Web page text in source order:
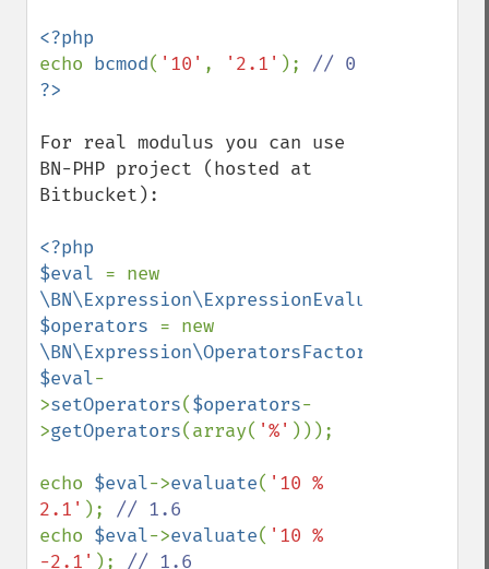
echo bcmod( '10' , '2.1' );
For real modulus you can use
BN-PHP project (hosted at
Bitbucket):
<?php
$eval
\BN\Expression\ExpressionEvaluator
$operators
\BN\Expression\OperatorsFactory
$eval-
>setOperators($operators-
>getOperators(array( '%' )));
echo $eval->evaluate( '10 %
2.1' );
echo $eval->evaluate( '10 %
-2.1' );